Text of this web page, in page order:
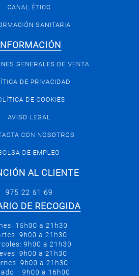
CANAL ÉTICO
SANITARIA
INFORMACIÓN
GENERALES DE VENTA
DE PRIVACIDAD
DE COOKIES
AVISO LEGAL
CON NOSOTROS
DE EMPLEO
AL CLIENTE
975 22 61 69
DE RECOGIDA
15h00 a 21h30
9h00 a 21h30
9h00 a 21h30
9h00 a 21h30
9h00 a 21h30
: 9h00 a 16h00